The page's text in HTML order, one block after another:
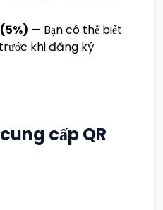
— Bạn có thể biết
khi đăng ký
cấp QR